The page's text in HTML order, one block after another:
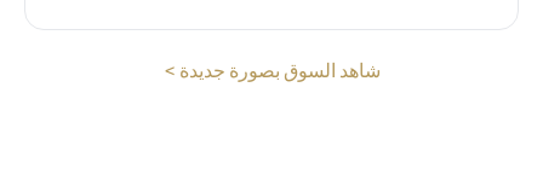
شاهد السوق بصورة جديدة >